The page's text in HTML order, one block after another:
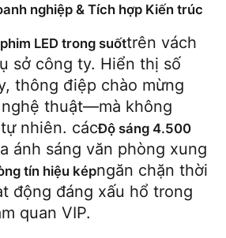
nghiệp & Tích hợp Kiến trúc
phim LED trong suốttrên vách
sở công ty. Hiển thị số
thông điệp chào mừng
thuật—mà không
nhiên. cácĐộ sáng 4.500
ánh sáng văn phòng xung
tín hiệu képngăn chặn thời
động đáng xấu hổ trong
quan VIP.